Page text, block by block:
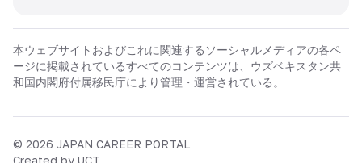
本ウェブサイトおよびこれに関連するソーシャルメディアの各ペ
ージに掲載されているすべてのコンテンツは、ウズベキスタン共
和国内閣府付属移民庁により管理・運営されている。
© 2026 JAPAN CAREER PORTAL